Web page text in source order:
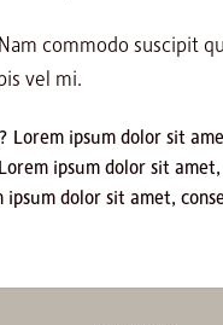
commodo
vel mi.
Lorem ipsum dolor sit
Lorem ipsum dolor sit
ipsum dolor sit amet,